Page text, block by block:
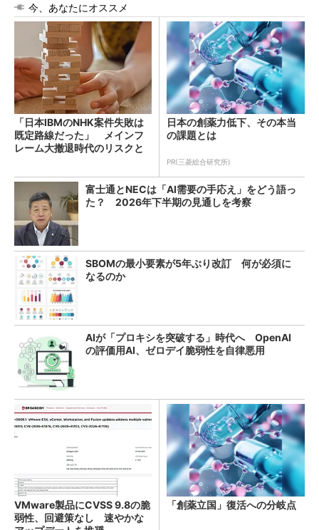
今、あなたにオススメ
「日本IBMのNHK案件失敗は
既定路線だった」 メインフ
レーム大撤退時代のリスクと
日本の創薬力低下、その本当
の課題とは
PR(三菱総合研究所)
富士通とNECは「AI需要の手応え」をどう語っ
た？ 2026年下半期の見通しを考察
SBOMの最小要素が5年ぶり改訂 何が必須に
なるのか
AIが「プロキシを突破する」時代へ OpenAI
の評価用AI、ゼロデイ脆弱性を自律悪用
VMware製品にCVSS 9.8の脆
弱性、回避策なし 速やかな
「創薬立国」復活への分岐点